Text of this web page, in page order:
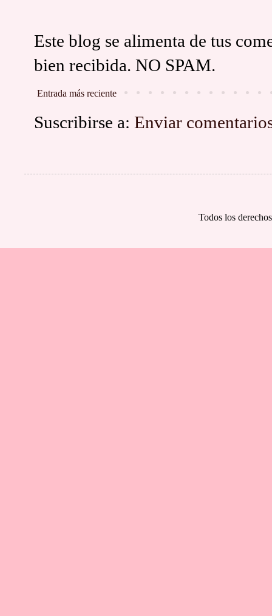
Este blog se alimenta de tus
bien recibida. NO SPAM.
Entrada más reciente
Suscribirse a: Enviar
Todos los